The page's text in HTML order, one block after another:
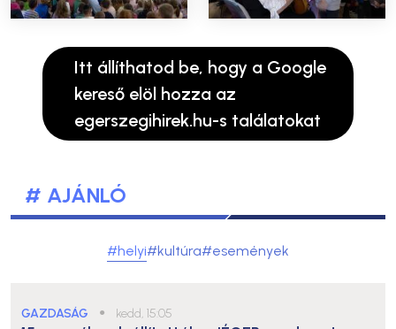
Itt állíthatod be, hogy a Google
kereső elöl hozza az
egerszegihirek.hu-s találatokat
# AJÁNLÓ
#helyi#kultúra#események
GAZDASÁG ● kedd, 15:05